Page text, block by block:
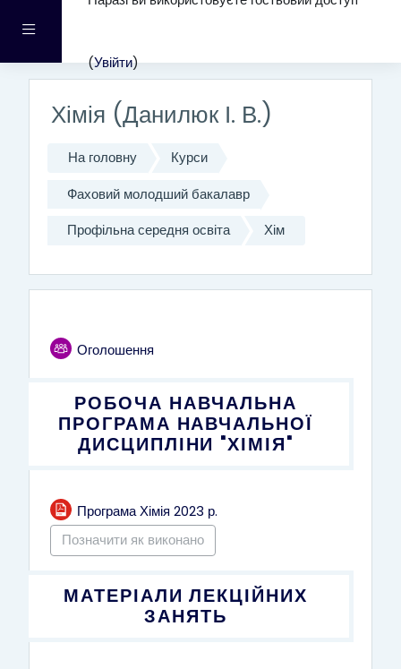
Бокова панель
(Увійти)
Перейти до головного вмісту
Хімія (Данилюк І. В.)
На головну Курси
Фаховий молодший бакалавр
Профільна середня освіта Хім
Структура за темами
Загальне
ОголошенняФорум
РОБОЧА НАВЧАЛЬНА
ПРОГРАМА НАВЧАЛЬНОЇ
ДИСЦИПЛІНИ "ХІМІЯ"
Програма Хімія 2023 р.
Позначити як виконано
МАТЕРІАЛИ ЛЕКЦІЙНИХ
ЗАНЯТЬ